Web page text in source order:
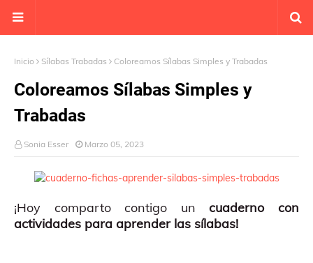
Inicio Sílabas Trabadas Coloreamos Sílabas Simples y Trabadas
Coloreamos Sílabas Simples y
Trabadas
Sonia Esser Marzo 05, 2023
¡Hoy comparto contigo uncuaderno con
actividades para aprender las sílabas!